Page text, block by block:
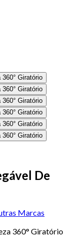
De
Marcas
360° Giratório